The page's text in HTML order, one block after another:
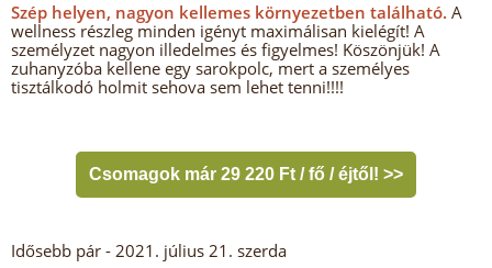
Szép helyen, nagyon kellemes környezetben található. A
wellness részleg minden igényt maximálisan kielégít! A
személyzet nagyon illedelmes és figyelmes! Köszönjük! A
zuhanyzóba kellene egy sarokpolc, mert a személyes
tisztálkodó holmit sehova sem lehet tenni!!!!
Csomagok már 29 220 Ft / fő / éjtől! >>
Idősebb pár - 2021. július 21. szerda